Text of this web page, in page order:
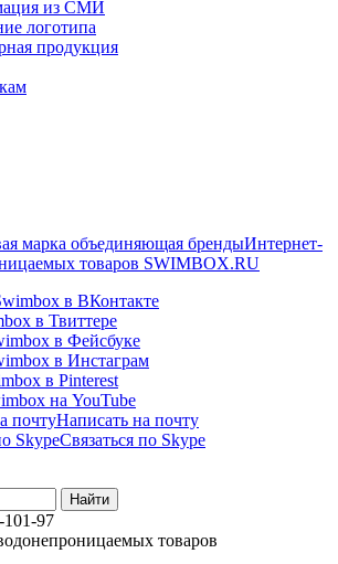
из СМИ
логотипа
продукция
Интернет-
товаров SWIMBOX.RU
в ВКонтакте
в Твиттере
в Фейсбуке
в Инстаграм
в Pinterest
на YouTube
Написать на почту
Связаться по Skype
101-97
товаров